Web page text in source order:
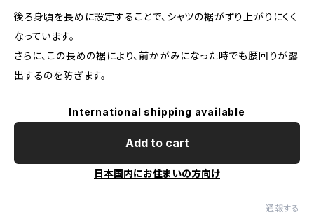
後ろ身頃を長めに設定することで、シャツの裾がずり上がりにくく
なっています。
さらに、この長めの裾により、前かがみになった時でも腰回りが露
出するのを防ぎます。
International shipping available
Add to cart
日本国内にお住まいの方向け
通報する